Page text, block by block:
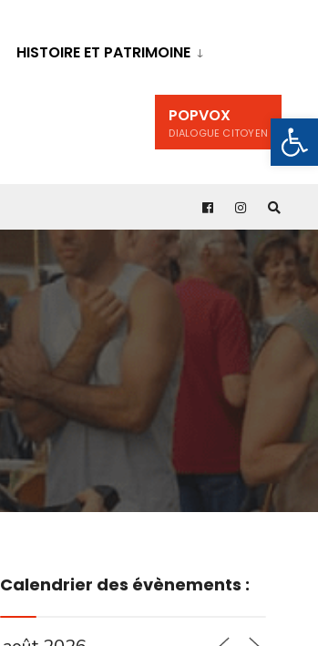
HISTOIRE ET PATRIMOINE
POPVOX
DIALOGUE CITOYEN
Calendrier des évènements :